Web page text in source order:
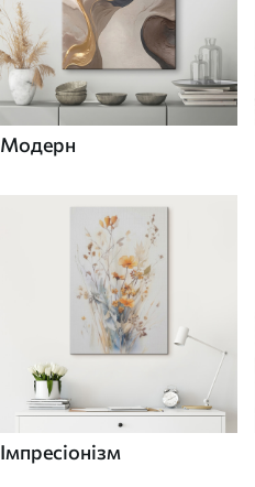
Модерн
Імпресіонізм